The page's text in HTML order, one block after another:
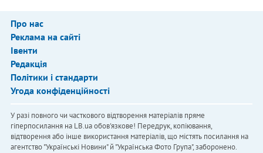
Про нас
Реклама на сайті
Івенти
Редакція
Політики і стандарти
Угода конфіденційності
У разі повного чи часткового відтворення матеріалів пряме
гіперпосилання на LB.ua обов'язкове! Передрук, копіювання,
відтворення або інше використання матеріалів, що містять посилання на
агентство "Українськi Новини" й "Українська Фото Група", заборонено.